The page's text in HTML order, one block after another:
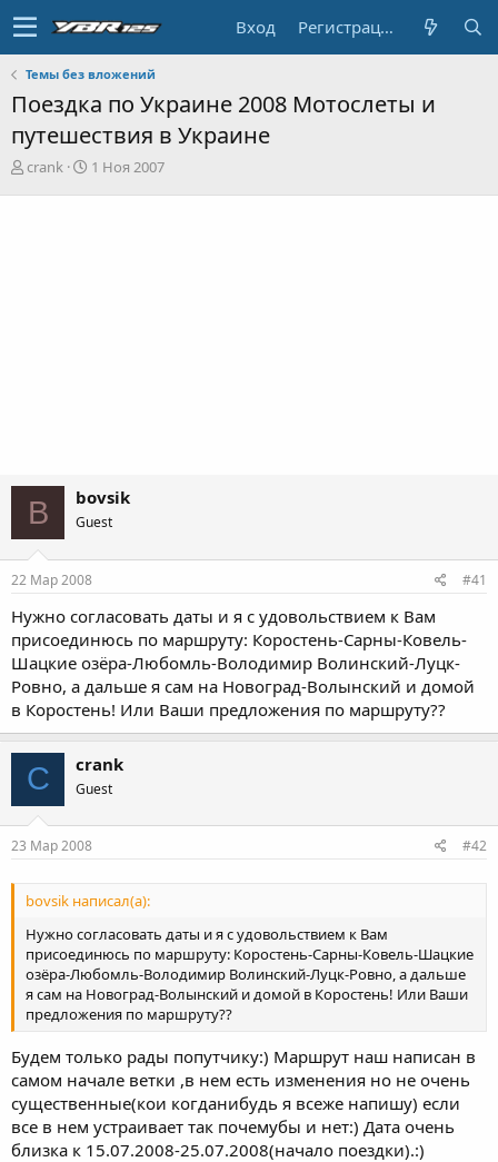
Вход Регистрация
Темы без вложений
Поездка по Украине 2008 Мотослеты и
путешествия в Украине
А
crank
Д1 Ноя 2007
B bovsik
Guest
22 Мар 2008 #41
Нужно согласовать даты и я с удовольствием к Вам
присоединюсь по маршруту: Коростень-Сарны-Ковель-
Шацкие озёра-Любомль-Володимир Волинский-Луцк-
Ровно, а дальше я сам на Новоград-Волынский и домой
в Коростень! Или Ваши предложения по маршруту??
C crank
Guest
23 Мар 2008 #42
bovsik написал(а):
Нужно согласовать даты и я с удовольствием к Вам
присоединюсь по маршруту: Коростень-Сарны-Ковель-Шацкие
озёра-Любомль-Володимир Волинский-Луцк-Ровно, а дальше
я сам на Новоград-Волынский и домой в Коростень! Или Ваши
предложения по маршруту??
Будем только рады попутчику:) Маршрут наш написан в
самом начале ветки ,в нем есть изменения но не очень
существенные(кои когданибудь я всеже напишу) если
все в нем устраивает так почемубы и нет:) Дата очень
близка к 15.07.2008-25.07.2008(начало поездки).:)